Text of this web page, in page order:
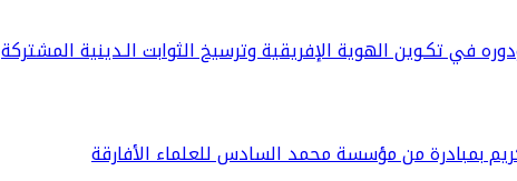
في تكـوين الهوية الإفريقية وترسيخ الثوابت الـدينية المشتركة
بمبادرة من مؤسسة محمد السادس للعلماء الأفارقة